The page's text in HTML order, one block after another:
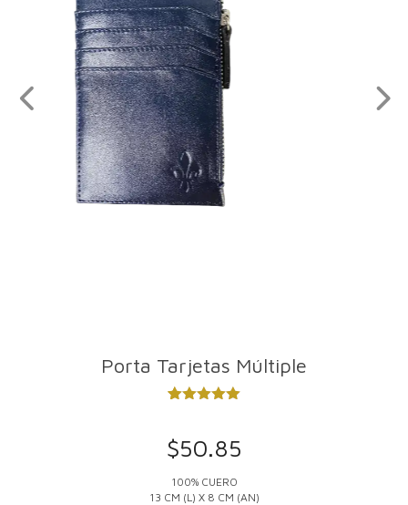
Porta Tarjetas Múltiple
de 5 en
base a
de un
cliente
$50.85
100% CUERO
13 CM (L) X 8 CM (AN)